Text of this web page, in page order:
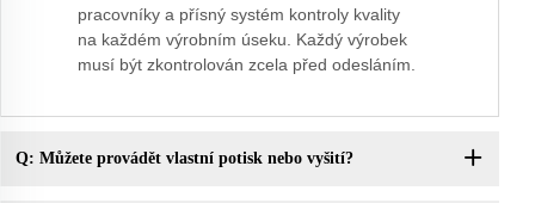
pracovníky a přísný systém kontroly kvality
na každém výrobním úseku. Každý výrobek
musí být zkontrolován zcela před odesláním.
Q: Můžete provádět vlastní potisk nebo vyšití?